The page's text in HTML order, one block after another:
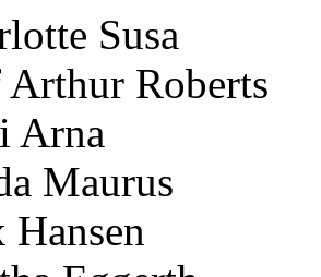
Susa
Roberts
Arna
Maurus